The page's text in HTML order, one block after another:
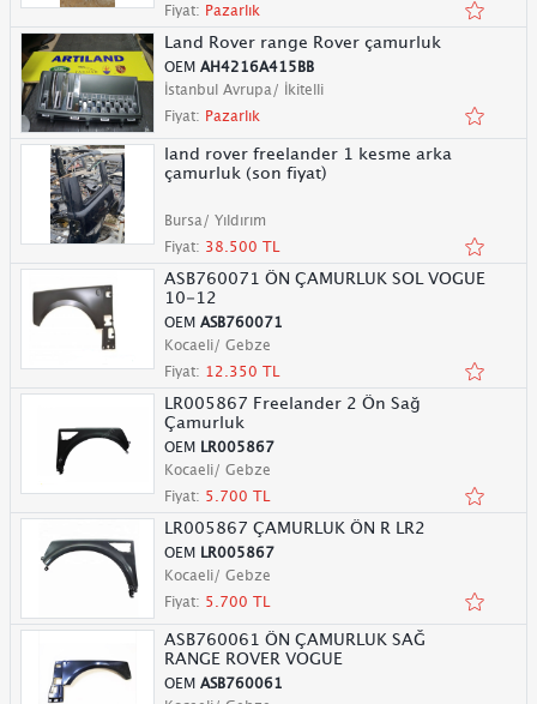
Fiyat: Pazarlık
Land Rover range Rover çamurluk
OEM AH4216A415BB
İstanbul Avrupa/ İkitelli
Fiyat: Pazarlık
land rover freelander 1 kesme arka
çamurluk (son fiyat)
Bursa/ Yıldırım
Fiyat: 38.500 TL
ASB760071 ÖN ÇAMURLUK SOL VOGUE
10-12
OEM ASB760071
Kocaeli/ Gebze
Fiyat: 12.350 TL
LR005867 Freelander 2 Ön Sağ
Çamurluk
OEM LR005867
Kocaeli/ Gebze
Fiyat: 5.700 TL
LR005867 ÇAMURLUK ÖN R LR2
OEM LR005867
Kocaeli/ Gebze
Fiyat: 5.700 TL
ASB760061 ÖN ÇAMURLUK SAĞ
RANGE ROVER VOGUE
OEM ASB760061